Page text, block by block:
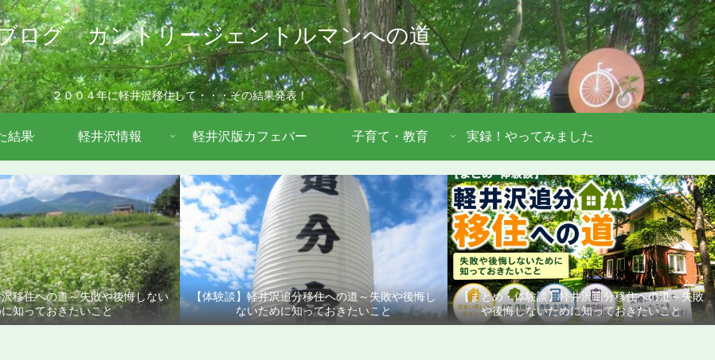
ログ カントリージェントルマンへの道
２００４年に軽井沢移住して・・・その結果発表！
結果 軽井沢情報 軽井沢版カフェバー 子育て・教育 実録！やってみました
移住への道～失敗や後悔しない
知っておきたいこと
【体験談】軽井沢追分移住への道～失敗や後悔し
ないために知っておきたいこと
【まとめ・体験談】軽井沢追分移住への道～失敗
や後悔しないために知っておきたいこと